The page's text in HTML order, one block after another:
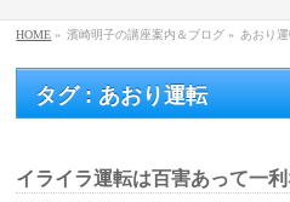
HOME » 濱崎明子の講座案内＆ブログ » あおり運
タグ : あおり運転
イライラ運転は百害あって一利